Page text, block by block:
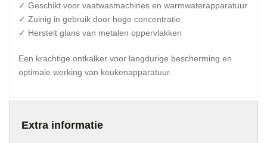
✓ Geschikt voor vaatwasmachines en warmwaterapparatuur
✓ Zuinig in gebruik door hoge concentratie
✓ Herstelt glans van metalen oppervlakken
Een krachtige ontkalker voor langdurige bescherming en
optimale werking van keukenapparatuur.
Extra informatie